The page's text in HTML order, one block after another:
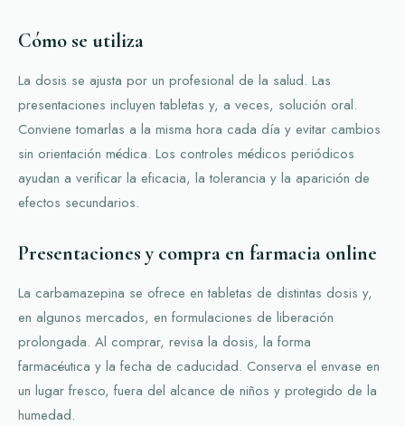
Cómo se utiliza
La dosis se ajusta por un profesional de la salud. Las
presentaciones incluyen tabletas y, a veces, solución oral.
Conviene tomarlas a la misma hora cada día y evitar cambios
sin orientación médica. Los controles médicos periódicos
ayudan a verificar la eficacia, la tolerancia y la aparición de
efectos secundarios.
Presentaciones y compra en farmacia online
La carbamazepina se ofrece en tabletas de distintas dosis y,
en algunos mercados, en formulaciones de liberación
prolongada. Al comprar, revisa la dosis, la forma
farmacéutica y la fecha de caducidad. Conserva el envase en
un lugar fresco, fuera del alcance de niños y protegido de la
humedad.